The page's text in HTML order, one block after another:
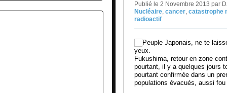
Publié le 2 Novembre 2013 par
Nucléaire, cancer, catastrophe
radioactif
Fukushima, retour en zone
pourtant, il y a quelques jours
pourtant confirmée dans un
populations évacués, aussi